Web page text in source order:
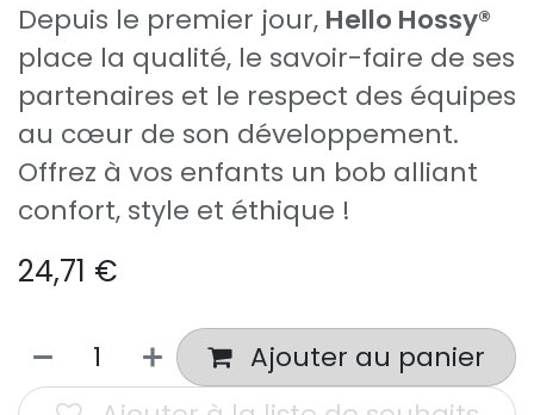
Depuis le premier jour, Hello Hossy®
place la qualité, le savoir-faire de ses
partenaires et le respect des équipes
au cœur de son développement.
Offrez à vos enfants un bob alliant
confort, style et éthique !
24,71 €
Ajouter au panier